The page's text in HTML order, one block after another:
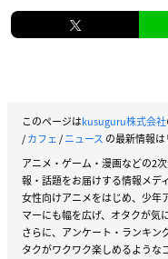
このページはkusuguru株式会社
/カフェ/ニュース の最新情報は
アニメ・ゲーム・漫画などの2
報・話題をお届けする情報メデ
女性向けアニメをはじめ、少年
マーにも幅を広げ、オタクが気
さらに、アンケート・ランキン
タクがワクワク楽しめるような